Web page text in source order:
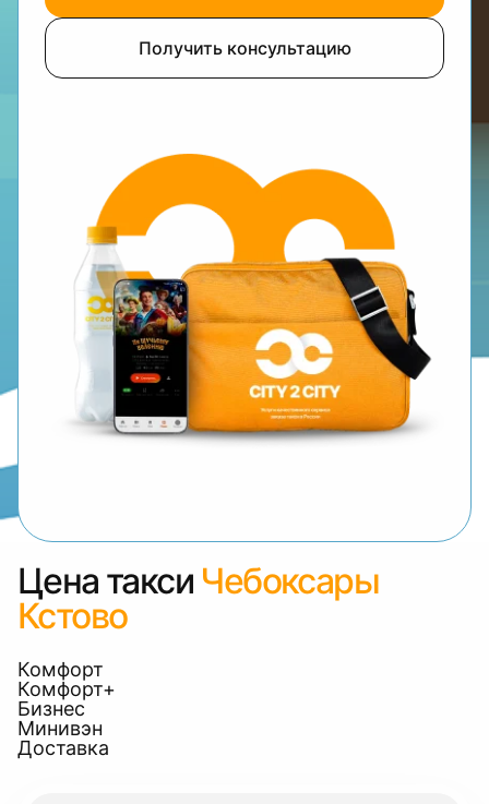
Получить консультацию
Цена такси Чебоксары
Кстово
Комфорт
Комфорт+
Бизнес
Минивэн
Доставка